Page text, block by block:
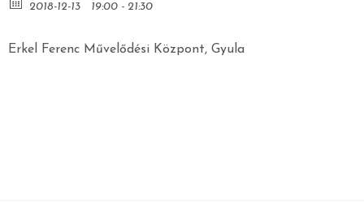
2018-12-13 19:00 - 21:30
Erkel Ferenc Művelődési Központ, Gyula